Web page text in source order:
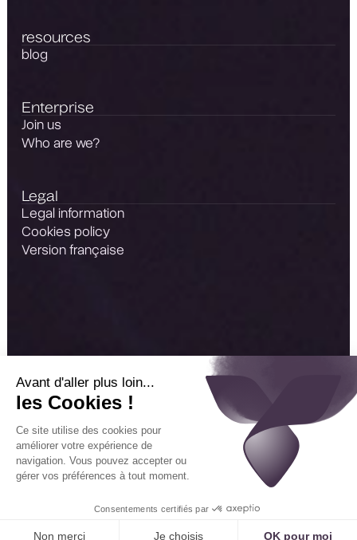
resources
blog
Enterprise
Join us
Who are we?
Legal
Legal information
Cookies policy
Version française